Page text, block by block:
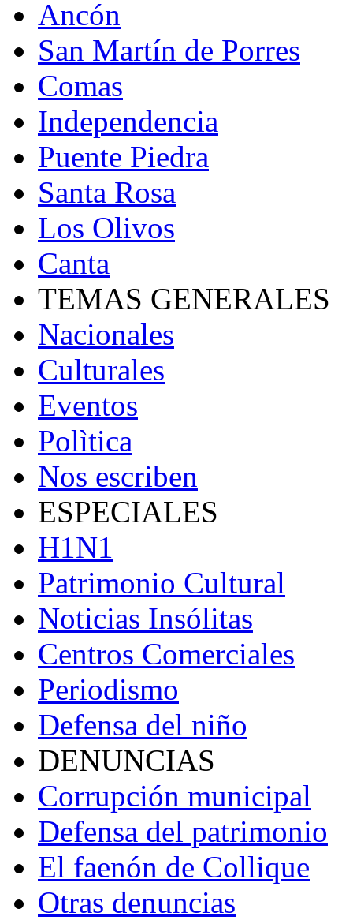
Ancón
San Martín de Porres
Comas
Independencia
Puente Piedra
Santa Rosa
Los Olivos
Canta
TEMAS GENERALES
Nacionales
Culturales
Eventos
Polìtica
Nos escriben
ESPECIALES
H1N1
Patrimonio Cultural
Noticias Insólitas
Centros Comerciales
Periodismo
Defensa del niño
DENUNCIAS
Corrupción municipal
Defensa del patrimonio
El faenón de Collique
Otras denuncias